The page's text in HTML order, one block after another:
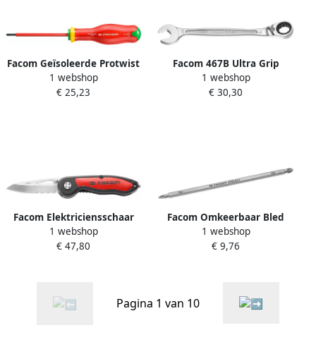
Facom Geïsoleerde Protwist
Schroevendraaier | 1000
Volt | Torx | 20 x 100
1 webshop
€ 25,23
Facom 467B Ultra Grip
Ratelringsteeksleutels |
Metrische Maten 467B.18PB
1 webshop
€ 30,30
Facom Elektriciensschaar
van Metaal | Blad L 33 mm
840.FPB
1 webshop
€ 47,80
Facom Omkeerbaar Bled
voor Pozidriv
Schroevendraaier | 1 4" |
1 webshop
€ 9,76
Pagina 1 van 10